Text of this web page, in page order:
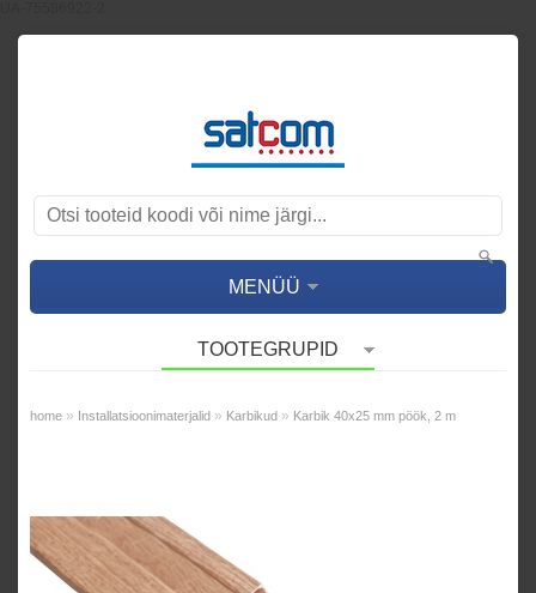
MENÜÜ
TOOTEGRUPID
home » Installatsioonimaterjalid » Karbikud » Karbik 40x25 mm pöök, 2 m